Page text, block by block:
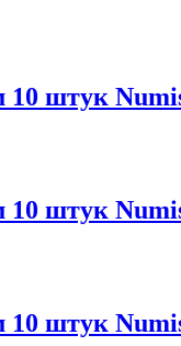
10 штук
10 штук
10 штук